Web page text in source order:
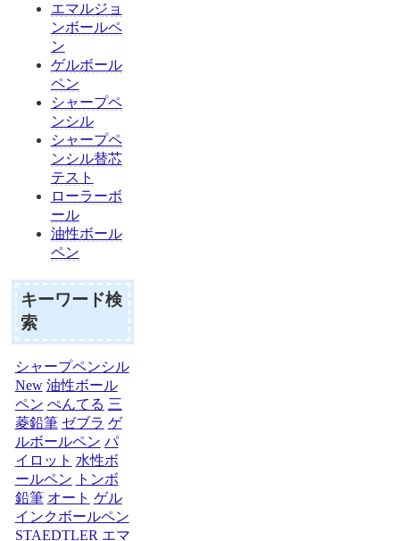
エマルジョ
ンボールペ
ン
ゲルボール
ペン
シャープペ
ンシル
シャープペ
ンシル替芯
テスト
ローラーボ
ール
油性ボール
ペン
キーワード検
索
シャープペンシル
New 油性ボール
ペン ぺんてる 三
菱鉛筆 ゼブラ ゲ
ルボールペン パ
イロット 水性ボ
ールペン
トンボ
鉛筆 オート ゲル
インクボールペン
STAEDTLER エマ